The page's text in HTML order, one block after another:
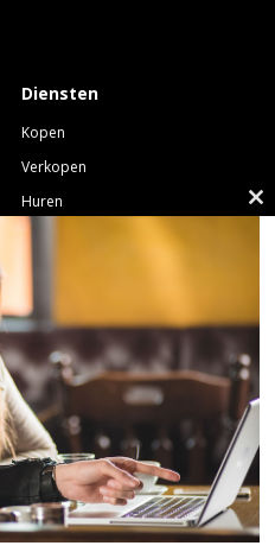
Diensten
Kopen
Verkopen
Huren
Hypotheek
Verzekeren